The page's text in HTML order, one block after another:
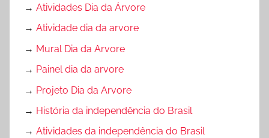
→ Atividades Dia da Árvore
→ Atividade dia da arvore
→ Mural Dia da Arvore
→ Painel dia da arvore
→ Projeto Dia da Arvore
→ História da independência do Brasil
→ Atividades da independência do Brasil